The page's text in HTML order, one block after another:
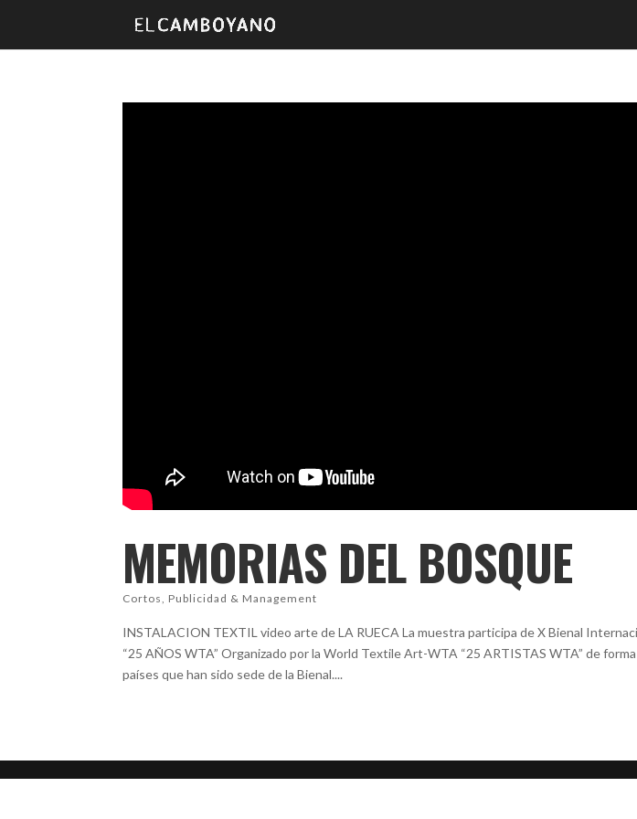
MEMORIAS DEL BOSQUE
Cortos Publicidad & Management
INSTALACION TEXTIL video arte de LA RUECA La muestra participa de X Bienal
“25 AÑOS WTA” Organizado por la World Textile Art-WTA “25 ARTISTAS WTA” de
países que han sido sede de la Bienal....